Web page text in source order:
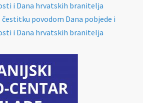
i Dana hrvatskih branitelja
povodom Dana pobjede i
i Dana hrvatskih branitelja